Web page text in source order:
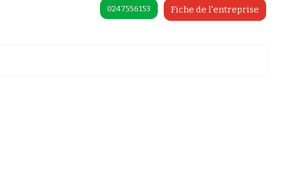
Fiche de l'entreprise
0247556153